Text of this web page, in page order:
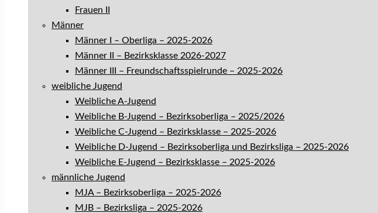
Frauen II
Männer
Männer I – Oberliga – 2025-2026
Männer II – Bezirksklasse 2026-2027
Männer III – Freundschaftsspielrunde – 2025-2026
weibliche Jugend
Weibliche A-Jugend
Weibliche B-Jugend – Bezirksoberliga – 2025/2026
Weibliche C-Jugend – Bezirksklasse – 2025-2026
Weibliche D-Jugend – Bezirksoberliga und Bezirksliga – 2025-2026
Weibliche E-Jugend – Bezirksklasse – 2025-2026
männliche Jugend
MJA – Bezirksoberliga – 2025-2026
MJB – Bezirksliga – 2025-2026